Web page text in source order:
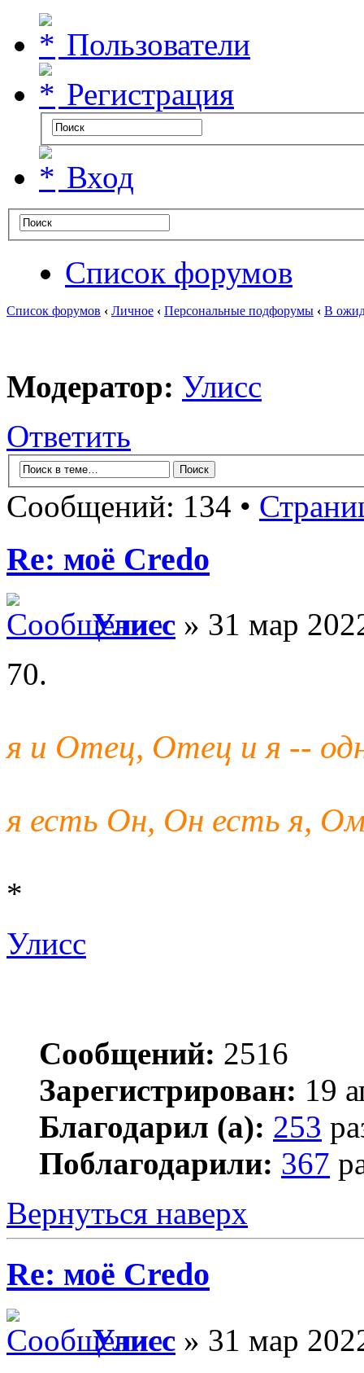
Пользователи
Регистрация
Вход
Список форумов
Список форумов ‹ Личное ‹ Персональные подфорумы ‹ В
Модератор: Улисс
Ответить
Сообщений: 134 •
Re: моё Сredo
Улисс » 31 мар
70.
я и Отец, Отец и я --
я есть Он, Он есть я,
*
Улисс
Сообщений: 2516
Зарегистрирован: 19
Благодарил (а): 253
Поблагодарили: 367
Вернуться наверх
Re: моё Сredo
Улисс » 31 мар